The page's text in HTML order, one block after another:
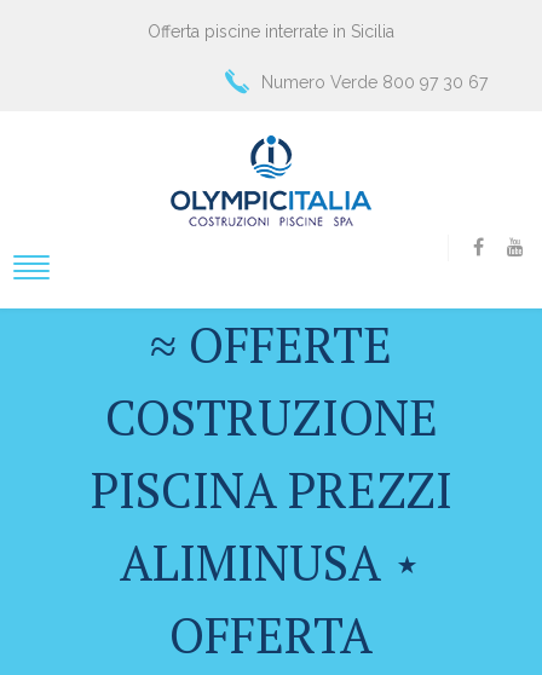
Offerta piscine interrate in Sicilia
Numero Verde 800 97 30 67
≈ OFFERTE
COSTRUZIONE
PISCINA PREZZI
ALIMINUSA ⋆
OFFERTA